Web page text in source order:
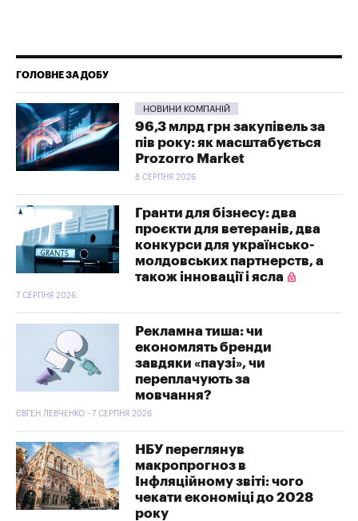
ГОЛОВНЕ ЗА ДОБУ
НОВИНИ КОМПАНІЙ
96,3 млрд грн закупівель за
пів року: як масштабується
Prozorro Market
8 СЕРПНЯ 2026
Гранти для бізнесу: два
проєкти для ветеранів, два
конкурси для українсько-
молдовських партнерств, а
також інновації і ясла
7 СЕРПНЯ 2026
Рекламна тиша: чи
економлять бренди
завдяки «паузі», чи
переплачують за
мовчання?
ЄВГЕН ЛЕВЧЕНКО - 7 СЕРПНЯ 2026
НБУ переглянув
макропрогноз в
Інфляційному звіті: чого
чекати економіці до 2028
року